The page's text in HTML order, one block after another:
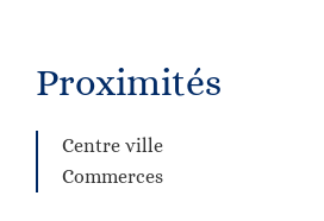
Proximités
Centre ville
Commerces